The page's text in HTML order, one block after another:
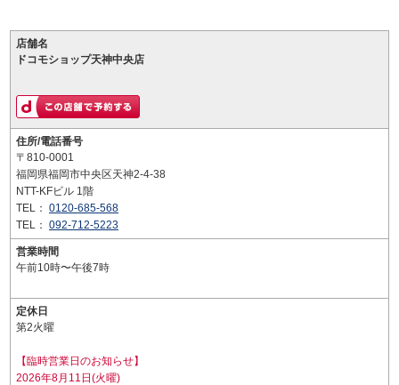
店舗名
ドコモショップ天神中央店
住所/電話番号
〒810-0001
福岡県福岡市中央区天神2-4-38
NTT-KFビル 1階
TEL： 0120-685-568
TEL： 092-712-5223
営業時間
午前10時〜午後7時
定休日
第2火曜
【臨時営業日のお知らせ】
2026年8月11日(火曜)